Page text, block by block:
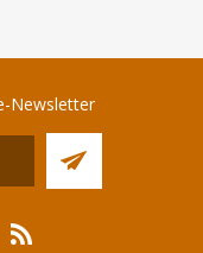
Newsletter